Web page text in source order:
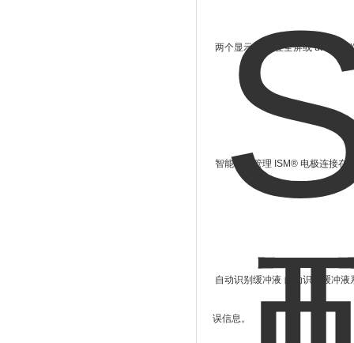
两个显示布局 在全屏或
智能电极管理 ISM® 电极连接在
自动识别缓冲液 自动识别缓冲
误信息。